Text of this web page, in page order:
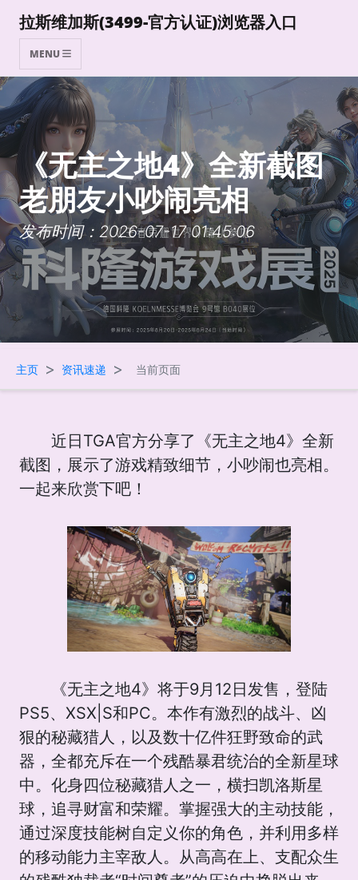
拉斯维加斯(3499-官方认证)浏览器入口
MENU
《无主之地4》全新截图
老朋友小吵闹亮相
发布时间：2026-07-17 01:45:06
主页 > 资讯速递 > 当前页面
近日TGA官方分享了《无主之地4》全新
截图，展示了游戏精致细节，小吵闹也亮相。
一起来欣赏下吧！
《无主之地4》将于9月12日发售，登陆
PS5、XSX|S和PC。本作有激烈的战斗、凶
狠的秘藏猎人，以及数十亿件狂野致命的武
器，全都充斥在一个残酷暴君统治的全新星球
中。化身四位秘藏猎人之一，横扫凯洛斯星
球，追寻财富和荣耀。掌握强大的主动技能，
通过深度技能树自定义你的角色，并利用多样
的移动能力主宰敌人。从高高在上、支配众生